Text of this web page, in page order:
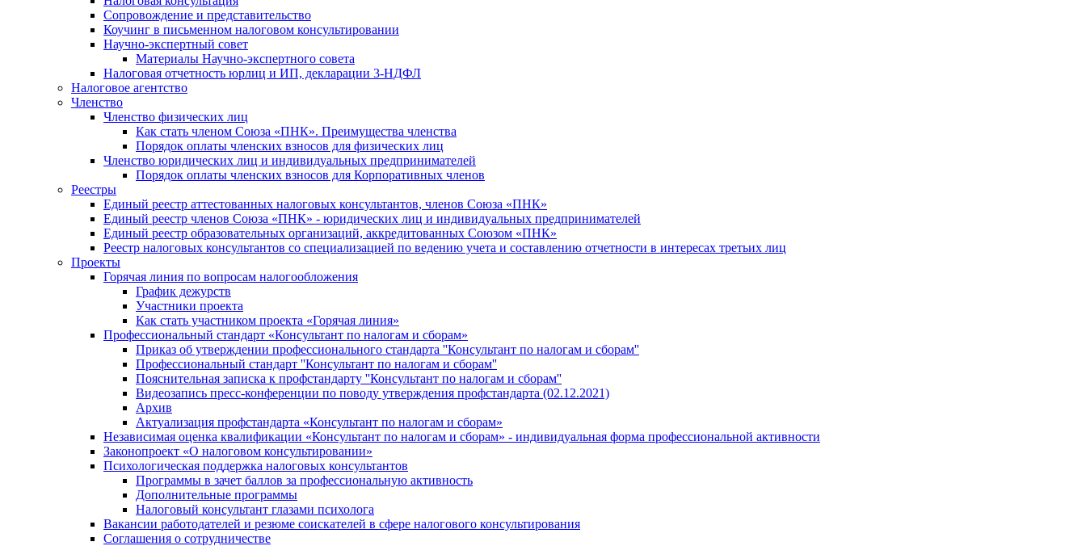
Cопровождение и представительство
Коучинг в письменном налоговом консультировании
Научно-экспертный совет
Материалы Научно-экспертного совета
Налоговая отчетность юрлиц и ИП, декларации 3-НДФЛ
Налоговое агентство
Членство
Членство физических лиц
Как стать членом Союза «ПНК». Преимущества членства
Порядок оплаты членских взносов для физических лиц
Членство юридических лиц и индивидуальных предпринимателей
Порядок оплаты членских взносов для Корпоративных членов
Реестры
Единый реестр аттестованных налоговых консультантов, членов Союза «ПНК»
Единый реестр членов Союза «ПНК» - юридических лиц и индивидуальных предпринимателей
Единый реестр образовательных организаций, аккредитованных Союзом «ПНК»
Реестр налоговых консультантов со специализацией по ведению учета и составлению отчетности в интересах третьих лиц
Проекты
Горячая линия по вопросам налогообложения
График дежурств
Участники проекта
Как стать участником проекта «Горячая линия»
Профессиональный стандарт «Консультант по налогам и сборам»
Приказ об утверждении профессионального стандарта ''Консультант по налогам и сборам''
Профессиональный стандарт ''Консультант по налогам и сборам''
Пояснительная записка к профстандарту ''Консультант по налогам и сборам''
Видеозапись пресс-конференции по поводу утверждения профстандарта (02.12.2021)
Архив
Актуализация профстандарта «Консультант по налогам и сборам»
Независимая оценка квалификации «Консультант по налогам и сборам» - индивидуальная форма профессиональной активности
Законопроект «О налоговом консультировании»
Психологическая поддержка налоговых консультантов
Программы в зачет баллов за профессиональную активность
Дополнительные программы
Налоговый консультант глазами психолога
Вакансии работодателей и резюме соискателей в сфере налогового консультирования
Соглашения о сотрудничестве